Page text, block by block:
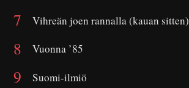
Vihreän joen rannalla (kauan sitten)
Vuonna ’85
Suomi-ilmiö